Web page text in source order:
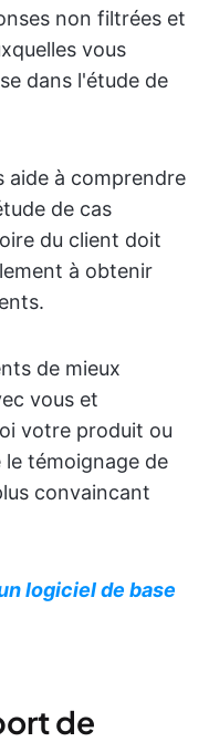
non filtrées et
vous
dans l'étude de
aide à comprendre
de cas
du client doit
à obtenir
de mieux
vous et
votre produit ou
le témoignage de
convaincant
logiciel de base
de